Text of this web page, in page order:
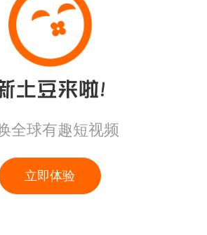
全球有趣短视频
立即体验